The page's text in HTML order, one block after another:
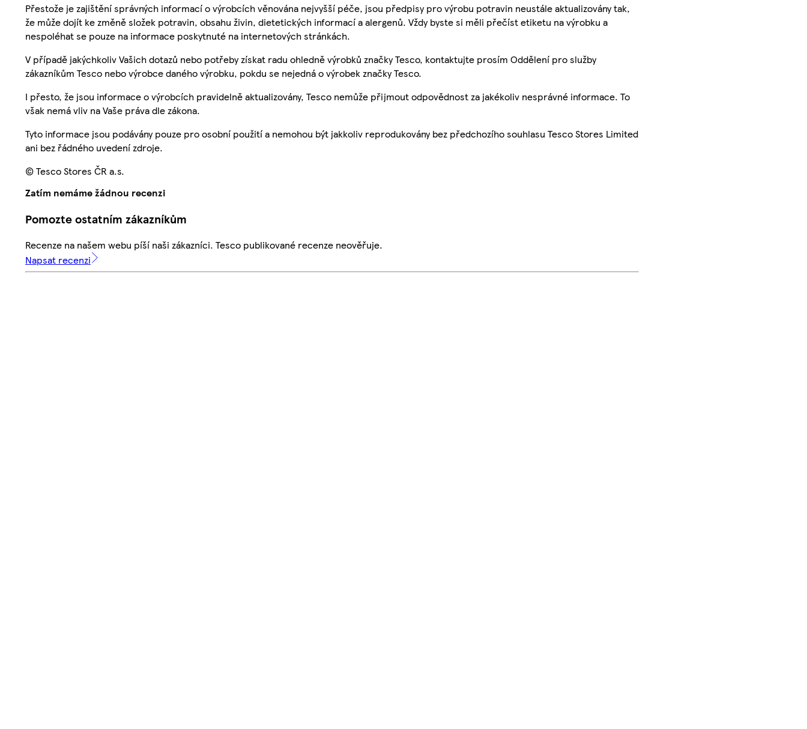
Přestože je zajištění správných informací o výrobcích věnována nejvyšší péče, jsou předpisy pro výrobu potravin neustále aktualizovány tak,
že může dojít ke změně složek potravin, obsahu živin, dietetických informací a alergenů. Vždy byste si měli přečíst etiketu na výrobku a
nespoléhat se pouze na informace poskytnuté na internetových stránkách.
V případě jakýchkoliv Vašich dotazů nebo potřeby získat radu ohledně výrobků značky Tesco, kontaktujte prosím Oddělení pro služby
zákazníkům Tesco nebo výrobce daného výrobku, pokdu se nejedná o výrobek značky Tesco.
I přesto, že jsou informace o výrobcích pravidelně aktualizovány, Tesco nemůže přijmout odpovědnost za jakékoliv nesprávné informace. To
však nemá vliv na Vaše práva dle zákona.
Tyto informace jsou podávány pouze pro osobní použití a nemohou být jakkoliv reprodukovány bez předchozího souhlasu Tesco Stores Limited
ani bez řádného uvedení zdroje.
© Tesco Stores ČR a.s.
Zatím nemáme žádnou recenzi
Pomozte ostatním zákazníkům
Recenze na našem webu píší naši zákazníci. Tesco publikované recenze neověřuje.
Napsat recenzi